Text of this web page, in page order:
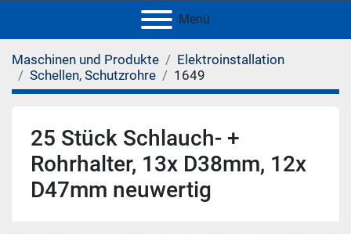
Menü
Maschinen und Produkte
Elektroinstallation
Schellen, Schutzrohre
1649
25 Stück Schlauch- +
Rohrhalter, 13x D38mm, 12x
D47mm neuwertig